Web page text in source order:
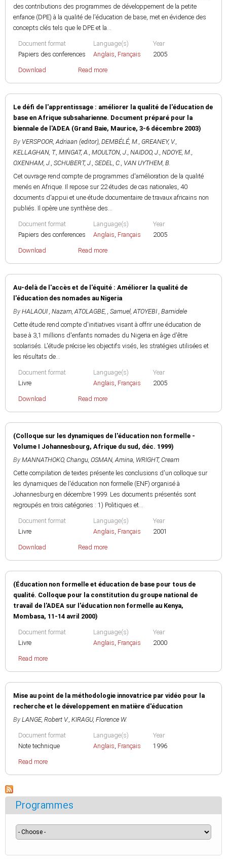
des contributions des programmes de développement de la petite
enfance (DPE) à la qualité de l'éducation de base, met en évidence des
concepts clés tels que le DPE et la...
Document format
Papiers des conferences
Language(s)
Anglais, Français
Year
2005
Download Read more
Le défi de l'apprentissage : améliorer la qualité de l'éducation de
base en Afrique subsaharienne. Document préparé pour la
biennale de l'ADEA (Grand Baie, Maurice, 3-6 décembre 2003)
By VERSPOOR, Adriaan (editor), DEMBÉLÉ, M., GREANEY, V.,
KELLAGHAN, T., MINGAT, A., MOULTON, J., NAIDOO, J., NDOYE, M.,
OXENHAM, J., SCHUBERT, J., SEDEL, C., VAN UYTHEM, B.
Cet ouvrage rend compte de programmes d'amélioration de la qualité
menés en Afrique. Il repose sur 22 études de cas nationales, 40
documents d'appui et une étude documentaire de travaux africains non
publiés. Il opère une synthèse des...
Document format
Papiers des conferences
Language(s)
Anglais, Français
Year
2005
Download Read more
Au-delà de l'accès et de l'équité : Améliorer la qualité de
l'éducation des nomades au Nigeria
By HALAOUI , Nazam,ATOLAGBE, , Samuel,ATOYEBI , Bamidele
Cette étude rend compte d'initiatives visant à offrir une éducation de
base à 3,1 millions d'enfants nomades du Nigeria en âge d'être
scolarisés. L'étude précise les objectifs visés, les stratégies utilisées et
les résultats de...
Document format
Livre
Language(s)
Anglais, Français
Year
2005
Download Read more
(Colloque sur les dynamiques de l'éducation non formelle -
Volume I Johannesbourg, Afrique du sud, déc. 1999)
By MANNATHOKO, Changu, OSMAN, Amina, WRIGHT, Cream
Cette compilation de textes présente les conclusions d'un colloque sur
les dynamiques de l'éducation non formelle (ENF) organisé à
Johannesburg en décembre 1999. Les documents présentés sont
regroupés en trois catégories : 1) Politiques et...
Document format
Livre
Language(s)
Anglais, Français
Year
2001
Download Read more
(Éducation non formelle et éducation de base pour tous de
qualité. Colloque pour la constitution du groupe national de
travail de l'ADEA sur l'éducation non formelle au Kenya,
Mombasa, 11-14 avril 2000)
Document format
Livre
Language(s)
Anglais, Français
Year
2000
Read more
Mise au point de la méthodologie innovatrice par vidéo pour la
recherche et le développement en matière d'éducation
By LANGE, Robert V., KIRAGU, Florence W.
Document format
Note technique
Language(s)
Anglais, Français
Year
1996
Read more
Programmes